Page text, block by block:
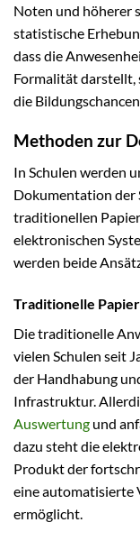
Noten und höherer
statistische
dass die
Formalität darstellt,
die
Methoden zur
In Schulen werden
Dokumentation der
traditionellen
elektronischen
werden beide
Traditionelle
Die traditionelle
vielen Schulen seit
der Handhabung
Infrastruktur.
Auswertung und
dazu steht die
Produkt der
eine automatisierte
ermöglicht.